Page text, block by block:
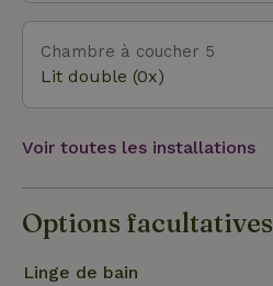
Chambre à coucher 5
Lit double (0x)
Voir toutes les installations
Options facultatives
Linge de bain